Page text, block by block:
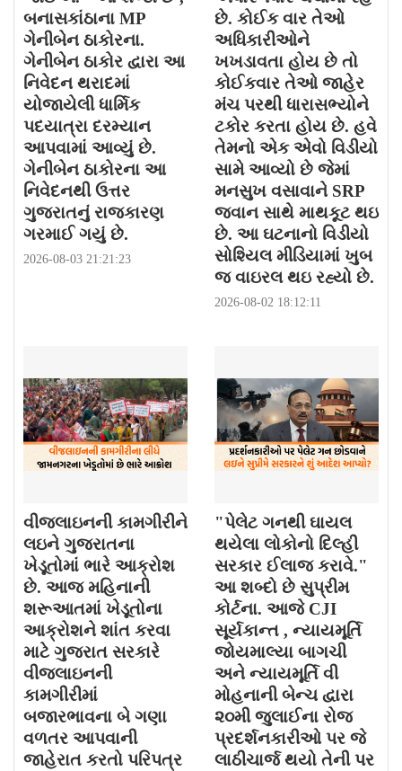
બનાસકાંઠાના MP
ગેનીબેન ઠાકોરના.
ગેનીબેન ઠાકોર દ્વારા આ
નિવેદન થરાદમાં
યોજાયેલી ધાર્મિક
પદયાત્રા દરમ્યાન
આપવામાં આવ્યું છે.
ગેનીબેન ઠાકોરના આ
નિવેદનથી ઉત્તર
ગુજરાતનું રાજકારણ
ગરમાઈ ગયું છે.
2026-08-03 21:21:23
છે. કોઈક વાર તેઓ
અધિકારીઓને
ખખડાવતા હોય છે તો
કોઈકવાર તેઓ જાહેર
મંચ પરથી ધારાસભ્યોને
ટકોર કરતા હોય છે. હવે
તેમનો એક એવો વિડીયો
સામે આવ્યો છે જેમાં
મનસુખ વસાવાને SRP
જવાન સાથે માથકૂટ થઇ
છે. આ ઘટનાનો વિડીયો
સોશ્યિલ મીડિયામાં ખુબ
જ વાઇરલ થઇ રહ્યો છે.
2026-08-02 18:12:11
વીજલાઇનની કામગીરીને
લઇને ગુજરાતના
ખેડૂતોમાં ભારે આક્રોશ
છે. આજ મહિનાની
શરૂઆતમાં ખેડૂતોના
આક્રોશને શાંત કરવા
માટે ગુજરાત સરકારે
વીજલાઇનની
કામગીરીમાં
બજારભાવના બે ગણા
વળતર આપવાની
જાહેરાત કરતો પરિપત્ર
"પેલેટ ગનથી ઘાયલ
થયેલા લોકોનો દિલ્હી
સરકાર ઈલાજ કરાવે."
આ શબ્દો છે સુપ્રીમ
કોર્ટના. આજે CJI
સૂર્યકાન્ત , ન્યાયમૂર્તિ
જોયમાલ્યા બાગચી
અને ન્યાયમૂર્તિ વી
મોહનાની બેન્ચ દ્વારા
૨૦મી જુલાઈના રોજ
પ્રદર્શનકારીઓ પર જે
લાઠીચાર્જ થયો તેની પર